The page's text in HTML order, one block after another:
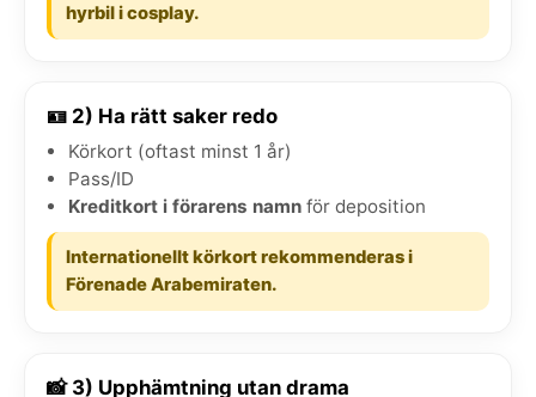
hyrbil i cosplay.
🪪 2) Ha rätt saker redo
Körkort (oftast minst 1 år)
Pass/ID
Kreditkort i förarens namn för deposition
Internationellt körkort rekommenderas i
Förenade Arabemiraten.
📸 3) Upphämtning utan drama